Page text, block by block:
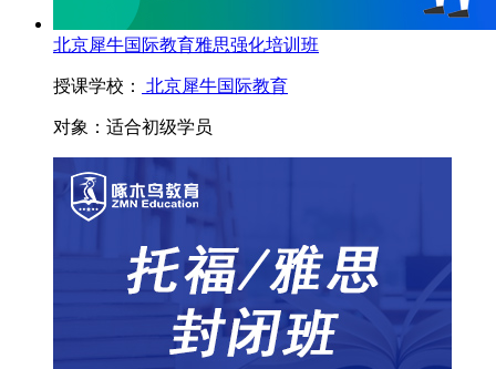
北京犀牛国际教育雅思强化培训班
授课学校： 北京犀牛国际教育
对象： 适合初级学员